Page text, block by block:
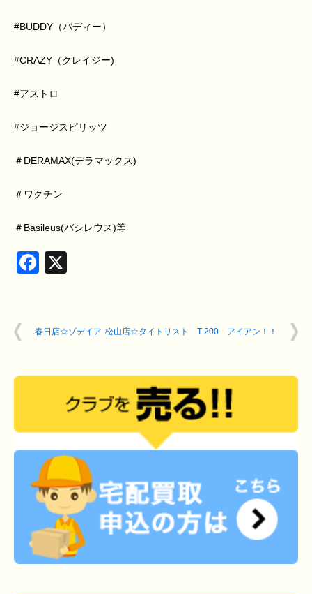
#BUDDY（バディー）
#CRAZY（クレイジー)
#アストロ
#ジョージスピリッツ
＃DERAMAX(デラマックス)
＃ワクチン
＃Basileus(バシレウス)等
Facebook
春日店☆ゾデイア 松山店☆タイトリスト T-200 アイアン！！